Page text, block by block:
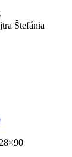
Štefánia